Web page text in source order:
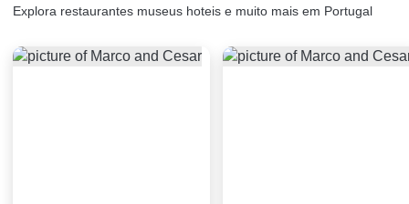
Explora restaurantes museus hoteis e muito mais em Portugal